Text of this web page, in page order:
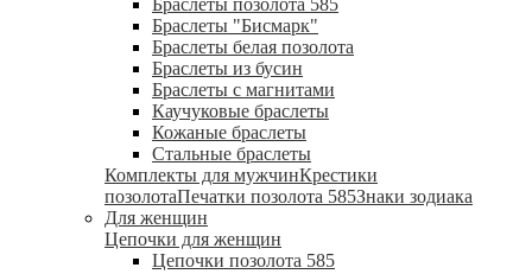
Браслеты позолота 585
Браслеты "Бисмарк"
Браслеты белая позолота
Браслеты из бусин
Браслеты с магнитами
Каучуковые браслеты
Кожаные браслеты
Стальные браслеты
Комплекты для мужчинКрестики
позолотаПечатки позолота 585Знаки зодиака
Для женщин
Цепочки для женщин
Цепочки позолота 585